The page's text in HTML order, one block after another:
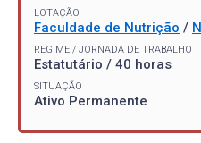
LOTAÇÃO
Faculdade de Nutrição /
REGIME / JORNADA DE TRABALHO
Estatutário / 40 horas
SITUAÇÃO
Ativo Permanente